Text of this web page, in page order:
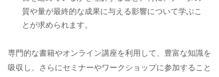
質や量が最終的な成果に与える影響について学ぶこ
とが求められます。
専門的な書籍やオンライン講座を利用して、豊富な知識を
吸収し、さらにセミナーやワークショップに参加すること